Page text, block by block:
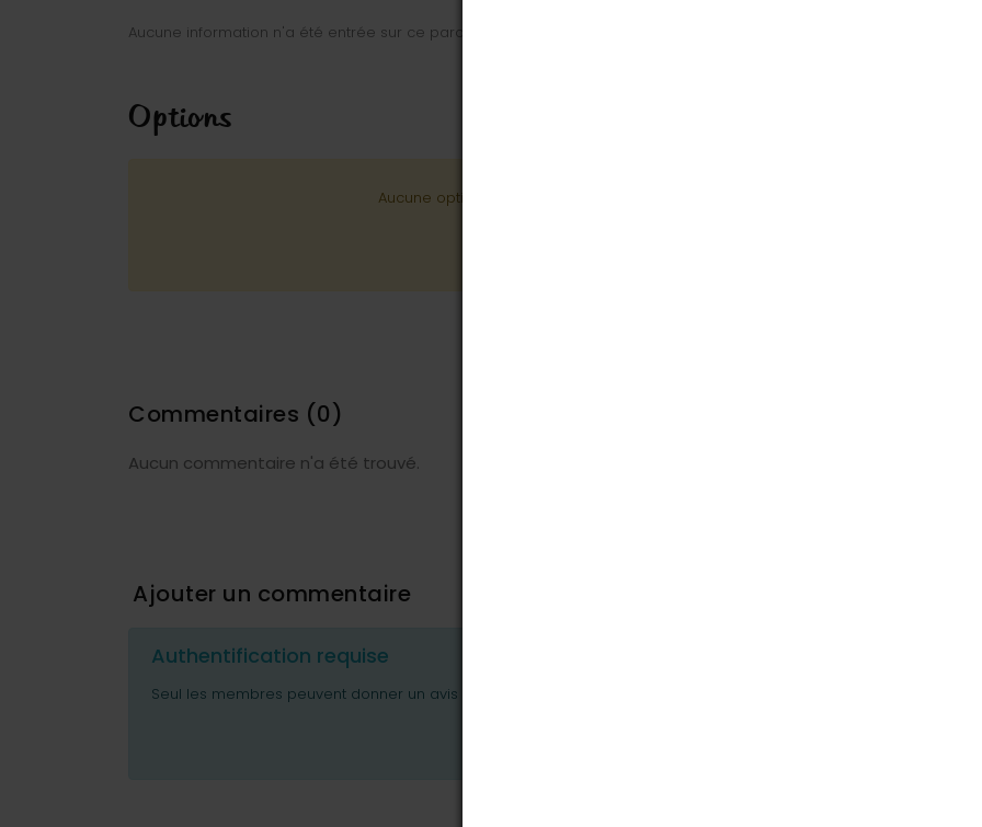
Aucune information n'a été entrée sur ce parc.
Options
Aucune option n'a été entrée sur ce parc.
Commentaires (0)
Aucun commentaire n'a été trouvé.
Ajouter un commentaire
Authentification requise
Seul les membres peuvent donner un avis ou poser des questions.